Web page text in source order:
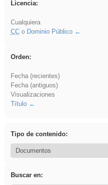
Licencia:
Cualquiera
CCo Dominio Público
Orden:
Fecha (recientes)
Fecha (antiguos)
Visualizaciones
Título
Tipo de contenido:
Buscar en: